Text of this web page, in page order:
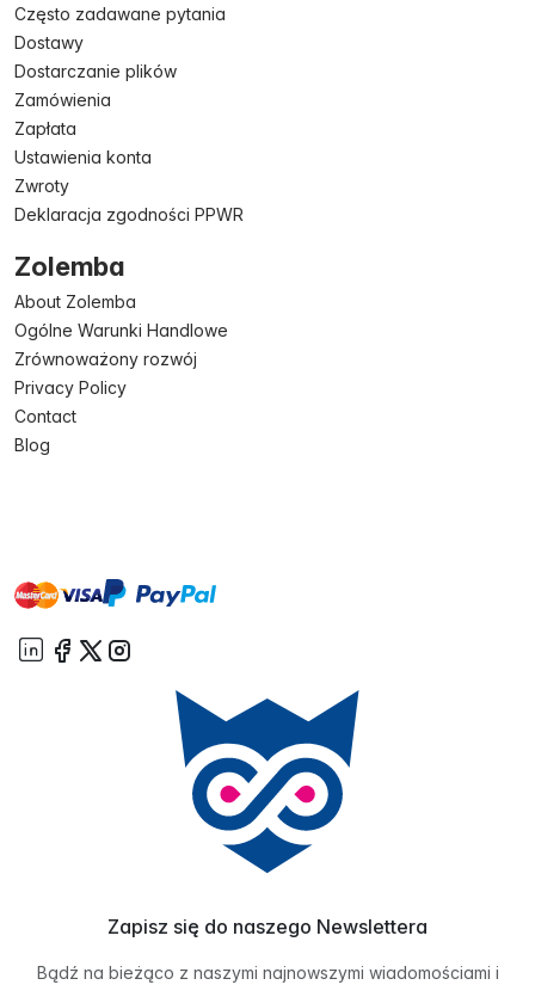
Często zadawane pytania
Dostawy
Dostarczanie plików
Zamówienia
Zapłata
Ustawienia konta
Zwroty
Deklaracja zgodności PPWR
Zolemba
About Zolemba
Ogólne Warunki Handlowe
Zrównoważony rozwój
Privacy Policy
Contact
Blog
mastervisa paypal
Zapisz się do naszego Newslettera
Bądź na bieżąco z naszymi najnowszymi wiadomościami i